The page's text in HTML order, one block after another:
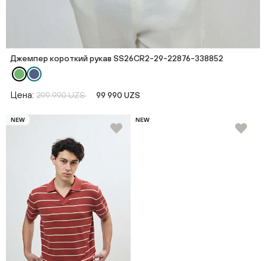
Джемпер короткий рукав SS26CR2-29-22876-338852
Цена: 299 990 UZS 99 990 UZS
NEW NEW